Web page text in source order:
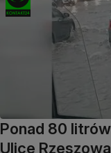
Ponad 80
Ulice